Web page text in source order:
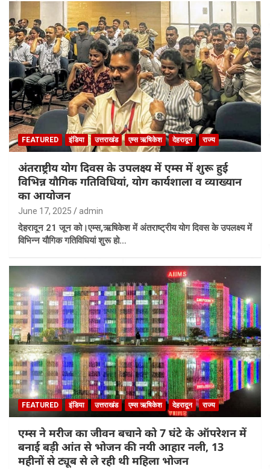
FEATURED इंडिया उत्तराखंड एम्स ऋषिकेश देहरादून राज्य
अंतराष्ट्रीय योग दिवस के उपलक्ष्य में एम्स में शुरू हुई
विभिन्न यौगिक गतिविधियां, योग कार्यशाला व व्याख्यान
का आयोजन
June 17, 2025 admin
देहरादून 21 जून को।एम्स,ऋषिकेश में अंतराष्ट्रीय योग दिवस के उपलक्ष्य में
विभिन्न यौगिक गतिविधियां शुरू हो…
FEATURED इंडिया उत्तराखंड एम्स ऋषिकेश देहरादून राज्य
एम्स ने मरीज का जीवन बचाने को 7 घंटे के ऑपरेशन में
बनाई बड़ी आंत से भोजन की नयी आहार नली, 13
महीनों से ट्यूब से ले रही थी महिला भोजन